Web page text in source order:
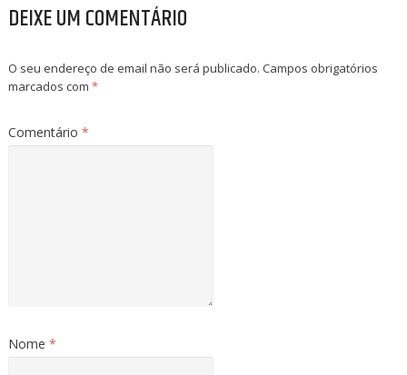
DEIXE UM COMENTÁRIO
O seu endereço de email não será publicado. Campos obrigatórios
marcados com *
Comentário *
Nome *